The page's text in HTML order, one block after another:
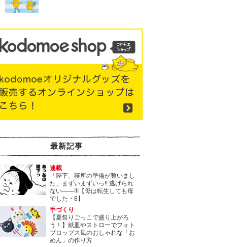
最新記事
連載
「陛下、寝所の準備が整いまし
た」まずいまずいっ!! 逃げられ
ない――!!!【母は転生しても母
でした・8】
手づくり
【夏祭りごっこで盛り上がろ
う！】紙皿やストローでフォト
プロップス風のおしゃれな「お
めん」の作り方